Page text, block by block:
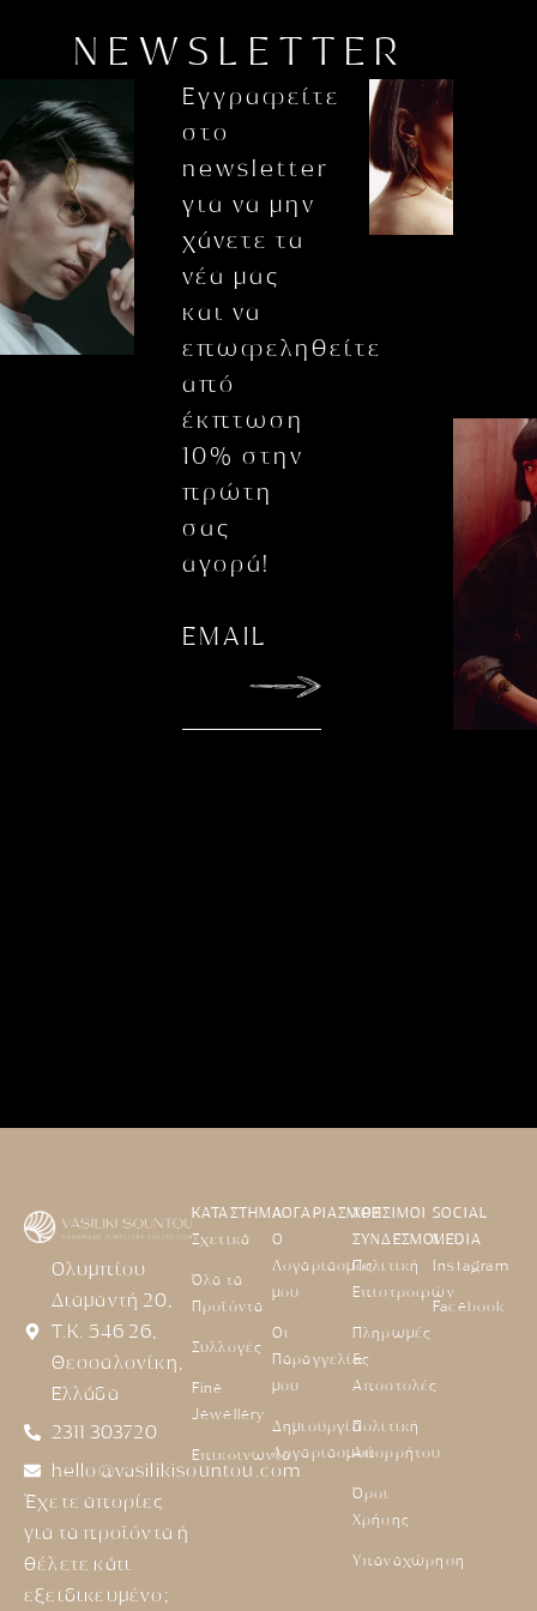
NEWSLETTER
Εγγραφείτε
στο
newsletter
για να μην
χάνετε τα
νέα μας
και να
επωφεληθείτε
από
έκπτωση
10% στην
πρώτη
σας
αγορά!
Ολυμπίου
Διαμαντή 20,
Τ.Κ. 546 26,
Θεσσαλονίκη,
Ελλάδα
2311 303720
hello@vasilikisountou.com
Έχετε απορίες
για τα προϊόντα ή
θέλετε κάτι
εξειδικευμένο;
ΚΑΤΑΣΤΗΜΑ
Σχετικά
Όλα τα
Προϊόντα
Συλλογές
Fine
Jewellery
Επικοινωνία
ΛΟΓΑΡΙΑΣΜΟΣ
Ο
Λογαριασμός
μου
Οι
Παραγγελίες
μου
Δημιουργία
Λογαριασμού
ΧΡΗΣΙΜΟΙ
ΣΥΝΔΕΣΜΟΙ
Πολιτική
Επιστροφών
Πληρωμές
&
Αποστολές
Πολιτική
Απορρήτου
Όροι
Χρήσης
Υπαναχώρηση
SOCIAL
MEDIA
Instagram
Facebook